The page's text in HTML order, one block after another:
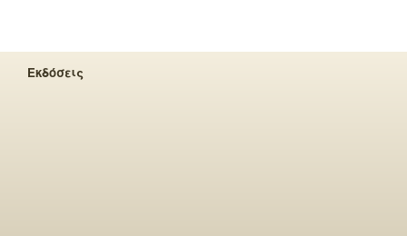
Εκδόσεις